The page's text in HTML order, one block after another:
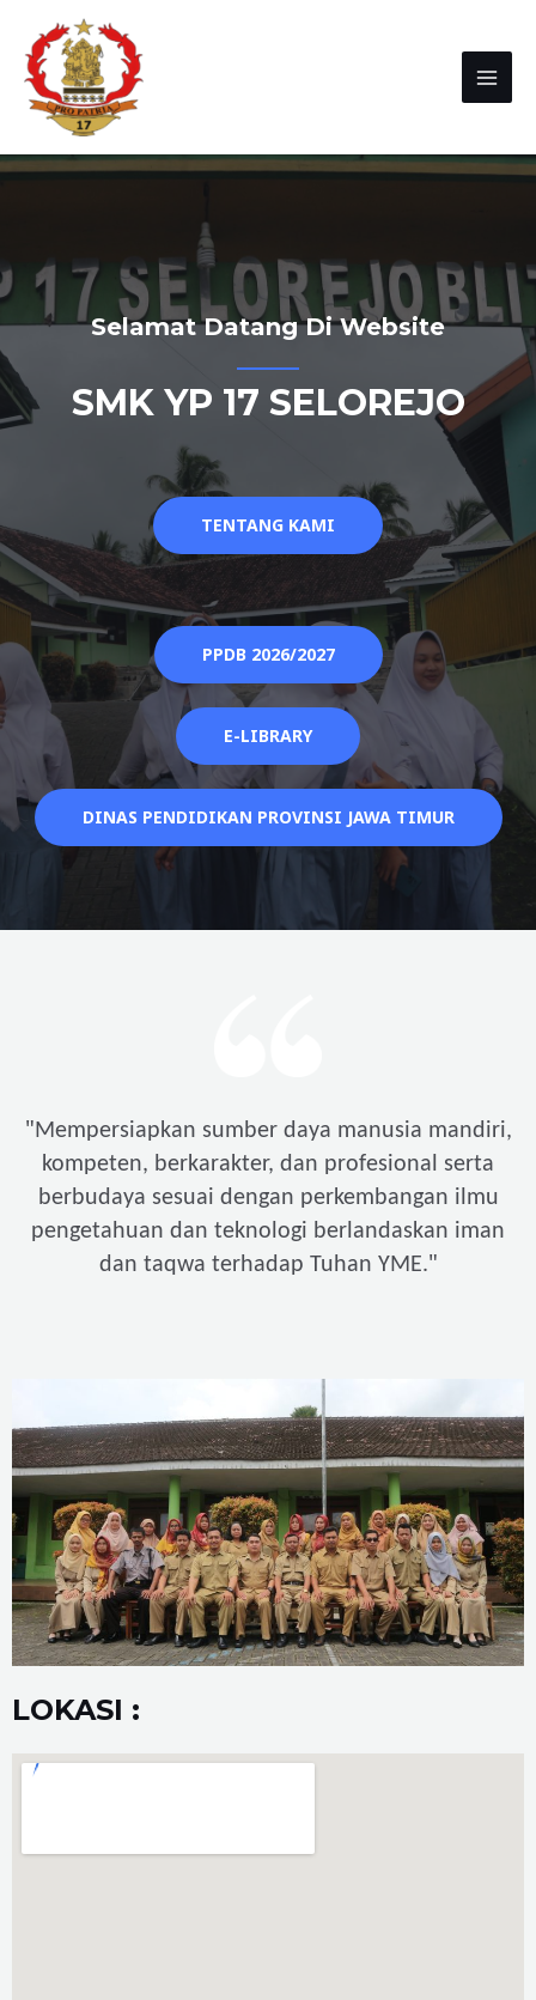
Selamat Datang Di Website
SMK YP 17 SELOREJO
TENTANG KAMI
PPDB 2026/2027
E-LIBRARY
DINAS PENDIDIKAN PROVINSI JAWA TIMUR
"Mempersiapkan sumber daya manusia mandiri,
kompeten, berkarakter, dan profesional serta
berbudaya sesuai dengan perkembangan ilmu
pengetahuan dan teknologi berlandaskan iman
dan taqwa terhadap Tuhan YME."
LOKASI :